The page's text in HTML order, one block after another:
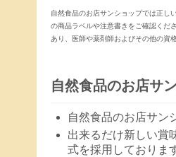
自然食品のお店サンショップでは正し
の商品ラベルや注意書きをご確認くだ
あり、医師や薬剤師およびその他の資
自然食品のお店サ
自然食品のお店サン
出来るだけ新しい賞
式を採用しておりま